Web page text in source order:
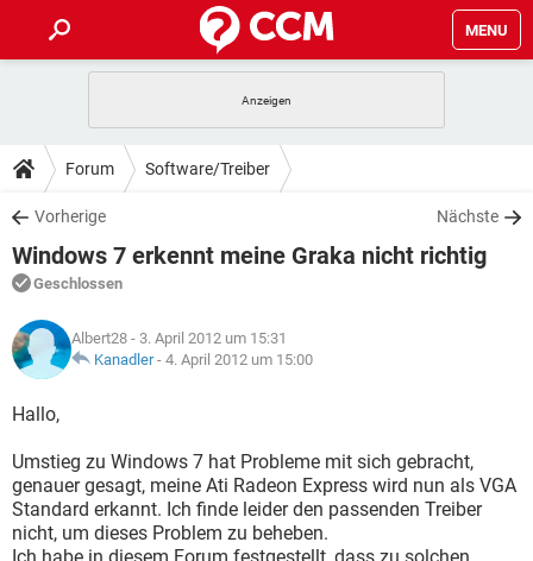
MENU
ANDROID IOS
WINDOWS 10
WHATSAPP TIKTOK
FACEBOOK
TIPPS & TRICKS
SPIELE
WINDOWS 10
WHATSAPP
FACEBOOK HARDWARE
DOWNLOADS
SPIELE STREAMING
ANDROID
WINDOWS 10
WHATSAPP
FACEBOOK
FORUM
SPIELE
ANDROID IOS
FACEBOOK HARDWARE
LEXIKON
SPIELE
ANDROID
WINDOWS 10 INSTAGRAM
WHATSAPP TIKTOK
FACEBOOK HARDWARE
Forum Software/Treiber
Vorherige Nächste
Windows 7 erkennt meine Graka nicht richtig
Geschlossen
Albert28 - 3. April 2012 um 15:31
Kanadler- 4. April 2012 um 15:00
Hallo,
Umstieg zu Windows 7 hat Probleme mit sich gebracht,
genauer gesagt, meine Ati Radeon Express wird nun als VGA
Standard erkannt. Ich finde leider den passenden Treiber
nicht, um dieses Problem zu beheben.